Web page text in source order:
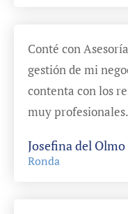
Conté con
gestión de mi
contenta con los
muy
Josefina del Olmo
Ronda